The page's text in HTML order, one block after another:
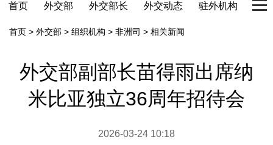
首页 外交部 外交部长 外交动态 驻外机构 国
首页 > 外交部 > 组织机构 > 非洲司 > 相关新闻
外交部副部长苗得雨出席纳
米比亚独立36周年招待会
2026-03-24 10:18